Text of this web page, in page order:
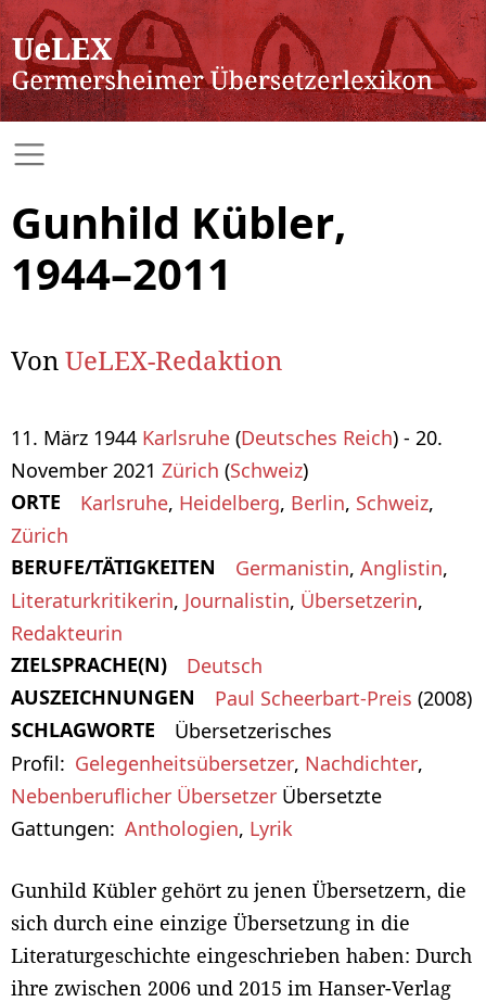
Gunhild Kübler,
1944–2011
VonUeLEX-Redaktion
11. März 1944 Karlsruhe (Deutsches Reich) - 20.
November 2021 Zürich (Schweiz)
ORTE Karlsruhe, Heidelberg, Berlin, Schweiz,
Zürich
BERUFE/TÄTIGKEITEN Germanistin, Anglistin,
Literaturkritikerin, Journalistin, Übersetzerin,
Redakteurin
ZIELSPRACHE(N) Deutsch
AUSZEICHNUNGEN Paul Scheerbart-Preis (2008)
SCHLAGWORTE
Übersetzerisches
Profil
Gelegenheitsübersetzer, Nachdichter,
Nebenberuflicher Übersetzer Übersetzte
Gattungen
Anthologien, Lyrik
Gunhild Kübler gehört zu jenen Übersetzern, die
sich durch eine einzige Übersetzung in die
Literaturgeschichte eingeschrieben haben: Durch
ihre zwischen 2006 und 2015 im Hanser-Verlag